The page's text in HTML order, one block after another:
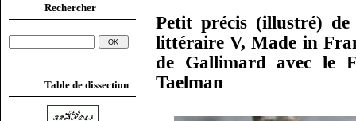
Rechercher
Table de dissection
Petit précis (illustré) de
littéraire V, Made in
de Gallimard avec le
Taelman